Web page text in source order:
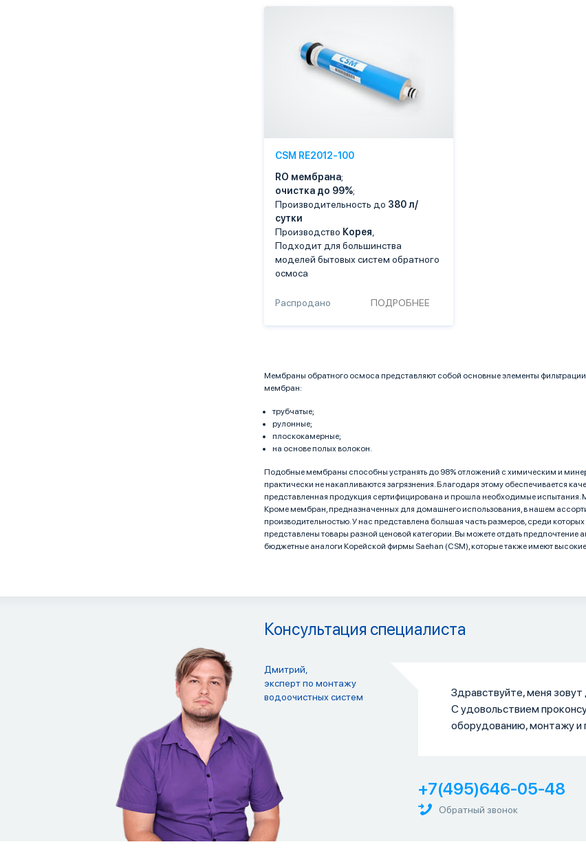
CSM RE2012-100
RO мембрана;
очистка до 99%;
Производительность до 380 л/
сутки
Производство Корея,
Подходит для большинства
моделей бытовых систем обратного
осмоса
Распродано ПОДРОБНЕЕ
Мембраны обратного осмоса представляют собой основные элементы
мембран:
трубчатые;
рулонные;
плоскокамерные;
на основе полых волокон.
Подобные мембраны способны устранять до 98% отложений с химическим и
практически не накапливаются загрязнения. Благодаря этому обеспечивается
представленная продукция сертифицирована и прошла необходимые испытания.
Кроме мембран, предназначенных для домашнего использования, в нашем
производительностью. У нас представлена большая часть размеров, среди
представлены товары разной ценовой категории. Вы можете отдать
бюджетные аналоги Корейской фирмы Saehan (CSM), которые также имеют
Консультация специалиста
Дмитрий,
эксперт по монтажу
водоочистных систем
Здравствуйте, меня
С удовольствием
оборудованию, монтажу и
+7(495)646-05-48
Обратный звонок